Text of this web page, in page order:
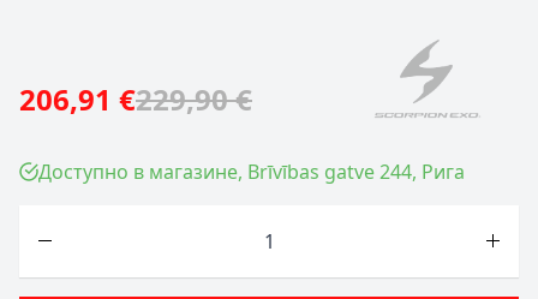
206,91 €229,90 €
Доступно в магазине, Brīvības gatve 244, Рига